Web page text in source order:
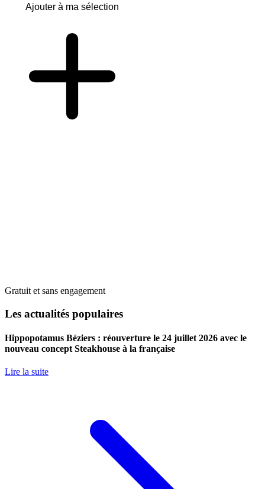
Ajouter à ma sélection
Gratuit et sans engagement
Les actualités populaires
Hippopotamus Béziers : réouverture le 24 juillet 2026 avec le
nouveau concept Steakhouse à la française
Lire la suite